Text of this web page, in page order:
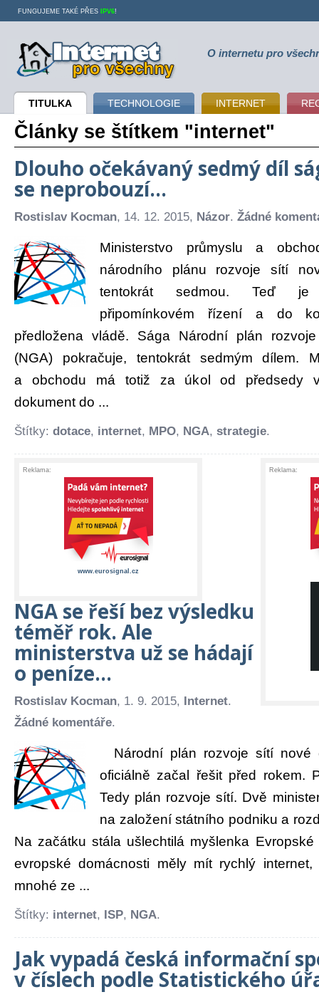
Internet pro všechny O internetu pro
TITULKA TECHNOLOGIE INTERNET
FUNGUJEME TAKÉ PŘES IPV6!
Články se štítkem "internet"
Dlouho očekávaný sedmý díl
se neprobouzí…
Rostislav Kocman, 14. 12. 2015, Názor. Žádné
Ministerstvo průmyslu a
národního plánu rozvoje sítí
tentokrát sedmou. Teď je
připomínkovém řízení a do
předložena vládě. Sága Národní plán
(NGA) pokračuje, tentokrát sedmým dílem.
a obchodu má totiž za úkol od předsedy
dokument do ...
Štítky: dotace, internet, MPO, NGA, strategie.
Reklama:
www.eurosignal.cz
Reklama:
NGA se řeší bez výsledku
téměř rok. Ale
ministerstva už se hádají
o peníze…
Rostislav Kocman, 1. 9. 2015, Internet.
Žádné komentáře.
Národní plán rozvoje sítí nové
oficiálně začal řešit před rokem.
Tedy plán rozvoje sítí. Dvě
na založení státního podniku a
Na začátku stála ušlechtilá myšlenka
evropské domácnosti měly mít rychlý
mnohé ze ...
Štítky: internet, ISP, NGA.
Jak vypadá česká informační
v číslech podle Statistického